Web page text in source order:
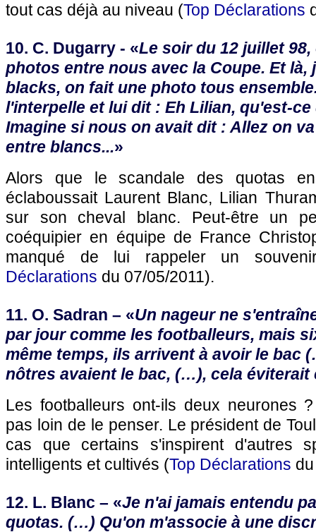
tout cas déjà au niveau (Top Déclarations
10. C. Dugarry - «Le soir du 12 juillet
photos entre nous avec la Coupe. Et là,
blacks, on fait une photo tous
l'interpelle et lui dit : Eh Lilian, qu'est-ce
Imagine si nous on avait dit : Allez on
entre blancs...»
Alors que le scandale des quotas
éclaboussait Laurent Blanc, Lilian
sur son cheval blanc. Peut-être un
coéquipier en équipe de France
manqué de lui rappeler un
Déclarations du 07/05/2011).
11. O. Sadran – «Un nageur ne
par jour comme les footballeurs, mais
même temps, ils arrivent à avoir le bac
nôtres avaient le bac, (…), cela éviterait
Les footballeurs ont-ils deux neurones
pas loin de le penser. Le président de
cas que certains s'inspirent d'autres
intelligents et cultivés (Top Déclarations
12. L. Blanc – «Je n'ai jamais entendu
quotas. (…) Qu'on m'associe à une